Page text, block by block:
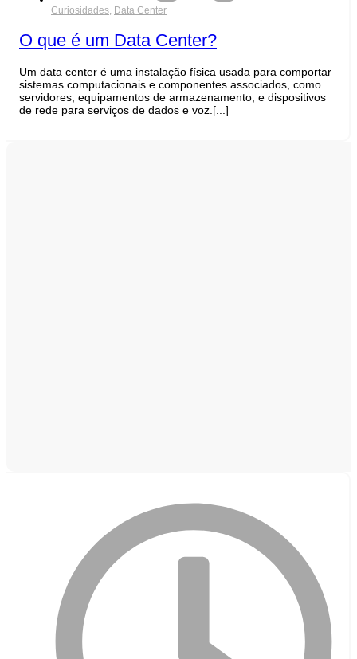
Curiosidades, Data Center
O que é um Data Center?
Um data center é uma instalação física usada para comportar
sistemas computacionais e componentes associados, como
servidores, equipamentos de armazenamento, e dispositivos
de rede para serviços de dados e voz.[...]